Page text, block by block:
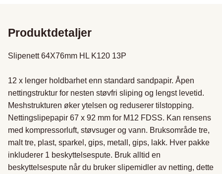
Produktdetaljer
Slipenett 64X76mm HL K120 13P
12 x lenger holdbarhet enn standard sandpapir. Åpen
nettingstruktur for nesten støvfri sliping og lengst levetid.
Meshstrukturen øker ytelsen og reduserer tilstopping.
Nettingslipepapir 67 x 92 mm for M12 FDSS. Kan rensens
med kompressorluft, støvsuger og vann. Bruksområde tre,
malt tre, plast, sparkel, gips, metall, gips, lakk. Hver pakke
inkluderer 1 beskyttelsespute. Bruk alltid en
beskyttelsespute når du bruker slipemidler av netting, dette